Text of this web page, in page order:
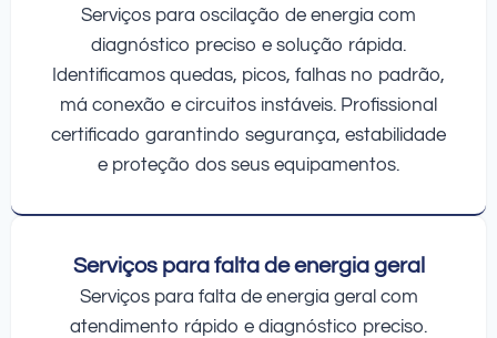
Serviços para oscilação de energia com
diagnóstico preciso e solução rápida.
Identificamos quedas, picos, falhas no padrão,
má conexão e circuitos instáveis. Profissional
certificado garantindo segurança, estabilidade
e proteção dos seus equipamentos.
Serviços para falta de energia geral
Serviços para falta de energia geral com
atendimento rápido e diagnóstico preciso.